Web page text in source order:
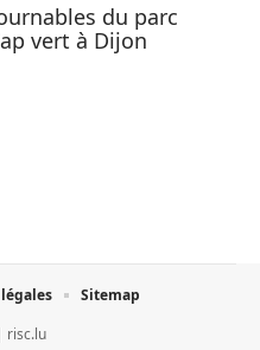
du parc
vert à Dijon
risc.lu
Sitemap